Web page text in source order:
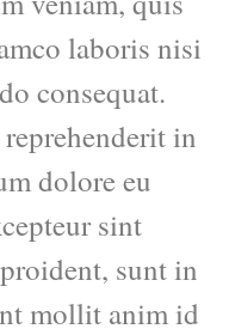
laboris nisi
consequat.
in
dolore eu
sint
sunt in
mollit anim id